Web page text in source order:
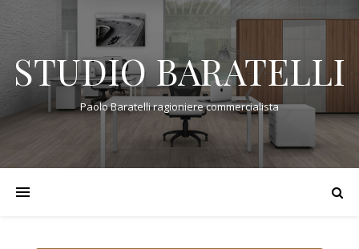
STUDIO BARATELLI
Paolo Baratelli ragioniere commercialista